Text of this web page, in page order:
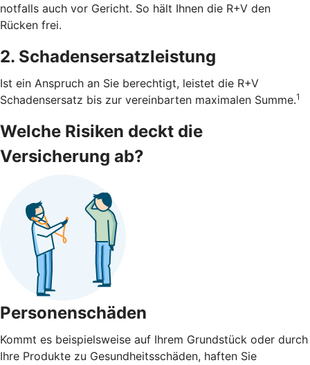
notfalls auch vor Gericht. So hält Ihnen die R+V den
Rücken frei.
2. Schadensersatzleistung
Ist ein Anspruch an Sie berechtigt, leistet die R+V
Schadensersatz bis zur vereinbarten maximalen Summe.1
Welche Risiken deckt die
Versicherung ab?
Personenschäden
Kommt es beispielsweise auf Ihrem Grundstück oder durch
Ihre Produkte zu Gesundheitsschäden, haften Sie